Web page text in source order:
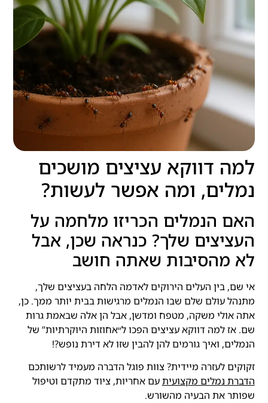
למה דווקא עציצים מושכים
נמלים, ומה אפשר לעשות?
האם הנמלים הכריזו מלחמה על
העציצים שלך? כנראה שכן, אבל
לא מהסיבות שאתה חושב
אי שם, בין העלים הירוקים לאדמה הלחה בעציצים שלך,
מתנהל עולם שלם שבו הנמלים מרגישות בבית יותר ממך. כן,
אתה אולי משקה, מטפח ומדשן, אבל הן אלה שבאמת גרות
שם. אז למה דווקא עציצים הפכו ל״אחוזות היוקרתיות” של
הנמלים, ואיך גורמים להן להבין שזו לא דירת נופש?!
זקוקים לעזרה מיידית? צוות פוגל הדברה מעמיד לרשותכם
הדברת נמלים מקצועיתעם אחריות, ציוד מתקדם וטיפול
שפותר את הבעיה מהשורש.